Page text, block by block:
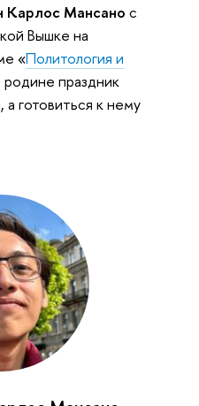
Карлос Мансано с
Вышке на
«Политология и
родине праздник
готовиться к нему